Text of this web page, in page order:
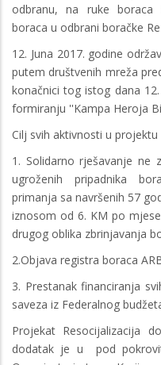
odbranu, na ruke boraca
boraca u odbrani boračke
12. Juna 2017. godine
putem društvenih mreža
konačnici tog istog dana
formiranju ''Kampa Heroja
Cilj svih aktivnosti u projektu
1. Solidarno rješavanje ne
ugroženih pripadnika
primanja sa navršenih 57
iznosom od 6. KM po
drugog oblika zbrinjavanja
2.Objava registra boraca
3. Prestanak financiranja
saveza iz Federalnog
Projekat Resocijalizacija
dodatak je u pod